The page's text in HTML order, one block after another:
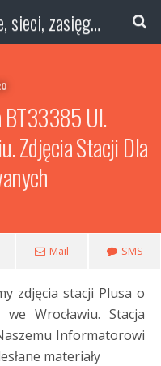
gsm.biz.pl - informacje, sieci, zasięg technologie
BT33385 Ul.
Zdjęcia Stacji Dla
Mail SMS
zdjęcia stacji Plusa o
Wrocławiu. Stacja
Informatorowi
materiały